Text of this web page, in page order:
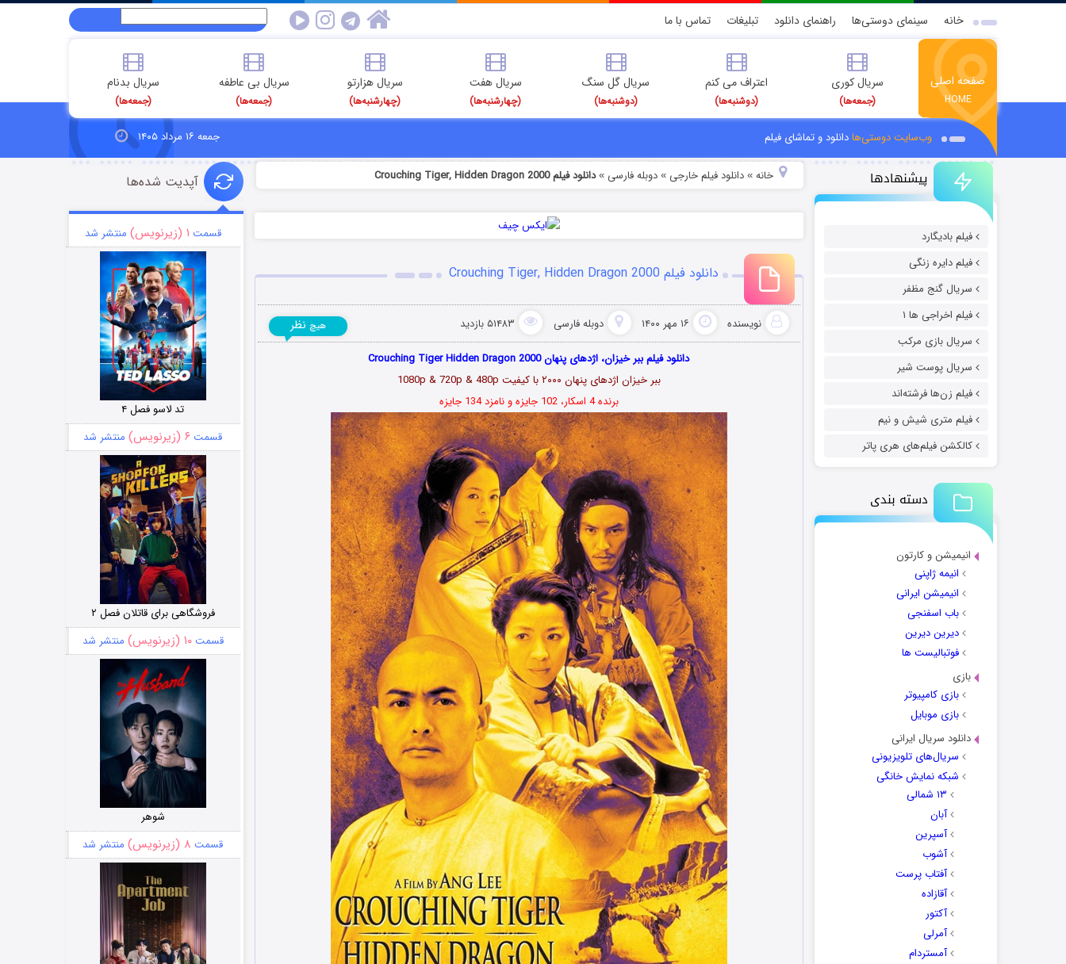
خانه سینمای دوستی‌ها راهنمای دانلود تبلیغات تماس با ما
صفحه اصلی
HOME
سریال کوری
(جمعه‌ها)
اعتراف می کنم
(دوشنبه‌ها)
سریال گل سنگ
(دوشنبه‌ها)
سریال هفت
(چهارشنبه‌ها)
سریال هزارتو
(چهارشنبه‌ها)
سریال بی عاطفه
(جمعه‌ها)
سریال بدنام
(جمعه‌ها)
وب‌سایت دوستی‌هادانلود و تماشای فیلم جمعه ۱۶ مرداد ۱۴۰۵
پیشنهادها
فیلم بادیگارد
فیلم دایره زنگی
سریال گنج مظفر
فیلم اخراجی ها ۱
سریال بازی مرکب
سریال پوست شیر
فیلم زن‌ها فرشته‌اند
فیلم متری شیش و نیم
کالکشن فیلم‌های هری پاتر
دسته بندی
انیمیشن و کارتون
انیمه ژاپنی
انیمیشن ایرانی
باب اسفنجی
دیرین دیرین
فوتبالیست ها
بازی
بازی کامپیوتر
بازی موبایل
دانلود سریال ایرانی
سریال‌های تلویزیونی
شبکه نمایش خانگی
۱۳ شمالی
آبان
آسپرین
آشوب
آفتاب پرست
آقازاده
آکتور
آمرلی
آمستردام
خانه» دانلود فیلم خارجی » دوبله فارسی »دانلود فیلم Crouching Tiger, Hidden Dragon 2000
دانلود فیلم Crouching Tiger, Hidden Dragon 2000
نویسنده ۱۶ مهر ۱۴۰۰ دوبله فارسی ۵۱۴۸۳ بازدید هیچ نظر
دانلود فیلم ببر خیزان، اژدهای پنهان Crouching Tiger Hidden Dragon 2000
ببر خیزان اژدهای پنهان ۲۰۰۰ با کیفیت 1080p & 720p & 480p
برنده 4 اسکار، 102 جایزه و نامزد 134 جایزه
آپدیت شده‌ها
قسمت ۱ (زیرنویس) منتشر شد
تد لاسو فصل ۴
قسمت ۶ (زیرنویس) منتشر شد
فروشگاهی برای قاتلان فصل ۲
قسمت۱۰ (زیرنویس) منتشر شد
شوهر
قسمت ۸ (زیرنویس) منتشر شد